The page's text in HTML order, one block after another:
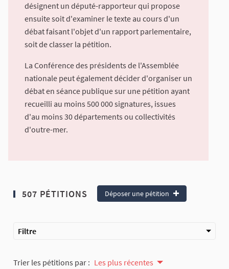
désignent un député-rapporteur qui propose
ensuite soit d'examiner le texte au cours d'un
débat faisant l'objet d'un rapport parlementaire,
soit de classer la pétition.
La Conférence des présidents de l'Assemblée
nationale peut également décider d'organiser un
débat en séance publique sur une pétition ayant
recueilli au moins 500 000 signatures, issues
d'au moins 30 départements ou collectivités
d'outre-mer.
507 PÉTITIONS Déposer une pétition
Filtre
Trier les pétitions par : Les plus récentes